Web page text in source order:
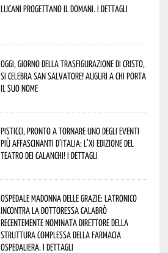
lucani progettano il domani. I dettagli
Oggi, giorno della Trasfigurazione di Cristo,
si celebra San Salvatore! Auguri a chi porta
il suo nome
Pisticci, pronto a tornare uno degli eventi
più affascinanti d’Italia: l’XI edizione del
Teatro dei Calanchi! I dettagli
Ospedale Madonna delle Grazie: Latronico
incontra la dottoressa Calabrò
recentemente nominata Direttore della
Struttura Complessa della Farmacia
Ospedaliera. I dettagli